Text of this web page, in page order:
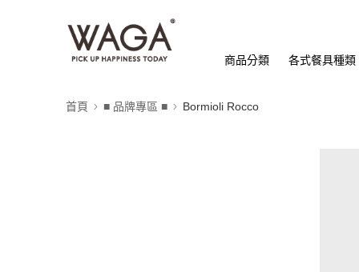
商品分類 各式餐具種類
首頁 ■ 品牌專區 ■ Bormioli Rocco